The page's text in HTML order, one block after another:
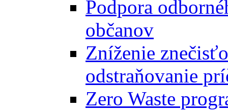
Podpora
občanov
Zníženie
odstraňovanie
Zero Waste